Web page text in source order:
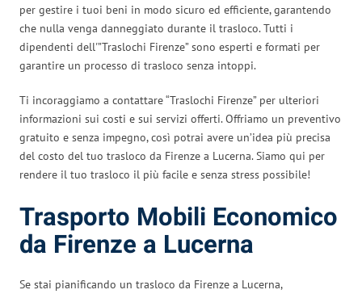
per gestire i tuoi beni in modo sicuro ed efficiente, garantendo
che nulla venga danneggiato durante il trasloco. Tutti i
dipendenti dell'”Traslochi Firenze” sono esperti e formati per
garantire un processo di trasloco senza intoppi.
Ti incoraggiamo a contattare “Traslochi Firenze” per ulteriori
informazioni sui costi e sui servizi offerti. Offriamo un preventivo
gratuito e senza impegno, così potrai avere un’idea più precisa
del costo del tuo trasloco da Firenze a Lucerna. Siamo qui per
rendere il tuo trasloco il più facile e senza stress possibile!
Trasporto Mobili Economico
da Firenze a Lucerna
Se stai pianificando un trasloco da Firenze a Lucerna,